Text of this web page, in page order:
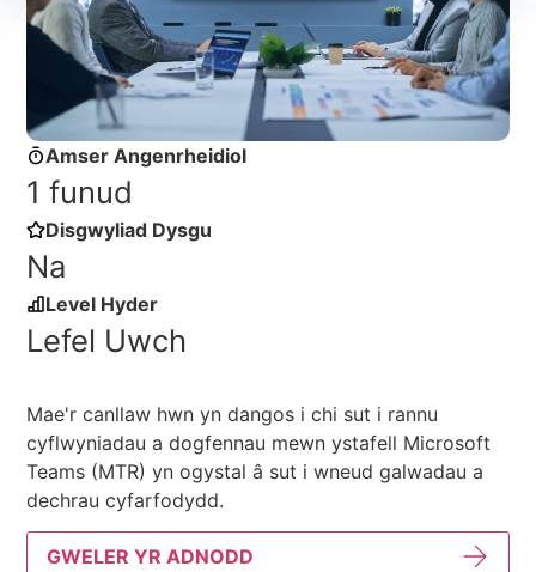
Amser Angenrheidiol
1 funud
Disgwyliad Dysgu
Na
Level Hyder
Lefel Uwch
Mae'r canllaw hwn yn dangos i chi sut i rannu
cyflwyniadau a dogfennau mewn ystafell Microsoft
Teams (MTR) yn ogystal â sut i wneud galwadau a
dechrau cyfarfodydd.
GWELER YR ADNODD